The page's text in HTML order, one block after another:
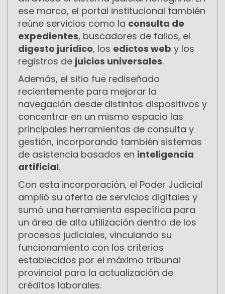
ese marco, el portal institucional también
reúne servicios como la consulta de
expedientes, buscadores de fallos, el
digesto jurídico, los edictos web y los
registros de juicios universales.
Además, el sitio fue rediseñado
recientemente para mejorar la
navegación desde distintos dispositivos y
concentrar en un mismo espacio las
principales herramientas de consulta y
gestión, incorporando también sistemas
de asistencia basados en inteligencia
artificial.
Con esta incorporación, el Poder Judicial
amplió su oferta de servicios digitales y
sumó una herramienta específica para
un área de alta utilización dentro de los
procesos judiciales, vinculando su
funcionamiento con los criterios
establecidos por el máximo tribunal
provincial para la actualización de
créditos laborales.